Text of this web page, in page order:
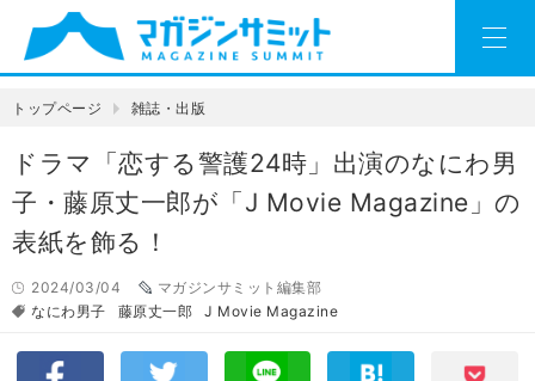
トップページ 雑誌・出版
ドラマ「恋する警護24時」出演のなにわ男
子・藤原丈一郎が「J Movie Magazine」の
表紙を飾る！
2024/03/04
マガジンサミット編集部
なにわ男子
藤原丈一郎 J Movie Magazine